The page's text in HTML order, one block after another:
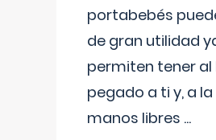
portabebés
de gran utilidad
permiten tener al
pegado a ti y, a la
manos libres ...